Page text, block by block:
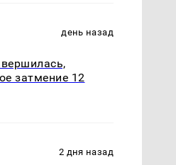
день назад
затмение 12
2 дня назад